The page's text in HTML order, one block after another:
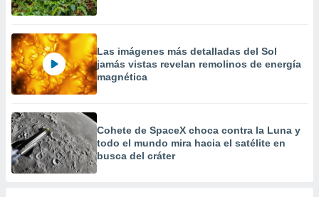
Las imágenes más detalladas del Sol
jamás vistas revelan remolinos de energía
magnética
Cohete de SpaceX choca contra la Luna y
todo el mundo mira hacia el satélite en
busca del cráter